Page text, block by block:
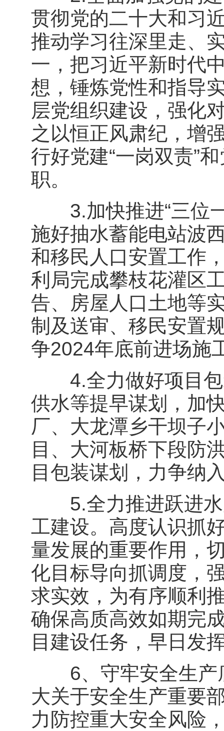
贯彻党的二十大和习
推动学习往深里走、
一，把习近平新时代
想，锤炼党性和指导
层党组织建设，强化
之以恒正风肃纪，增
行好党建“一岗双责”
职。
3.加快推进“三位一
施好抽水蓄能电站波
和移民人口安置工作
利局完成攀枝花灌区
告、房屋人口土地等
制及送审、移民安置
争2024年底前进场施
4.全力做好项目包
供水等提早谋划，加
厂、大龙潭乡干坝子
目、大河板桥下段防
目包装谋划，力争纳
5.全力推进跃进水
工建设。高度认识抓
量发展的重要作用，
化目标导向抓调度，
求实效，为有序顺利
确保高质高效如期完
目建设任务，早日发
6、守牢安全生产
大关于安全生产重要
力防控重大安全风险